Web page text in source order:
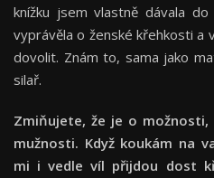
knížku jsem vlastně dávala
vyprávěla o ženské křehkosti a
dovolit. Znám to, sama jako
silař.
Zmiňujete, že je o možnosti,
mužnosti. Když koukám na
mi i vedle víl přijdou dost